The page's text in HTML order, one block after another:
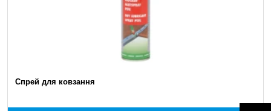
Спрей для ковзання